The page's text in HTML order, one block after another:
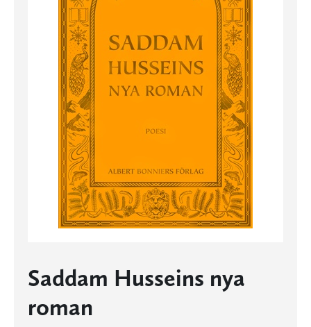
Saddam Husseins nya
roman